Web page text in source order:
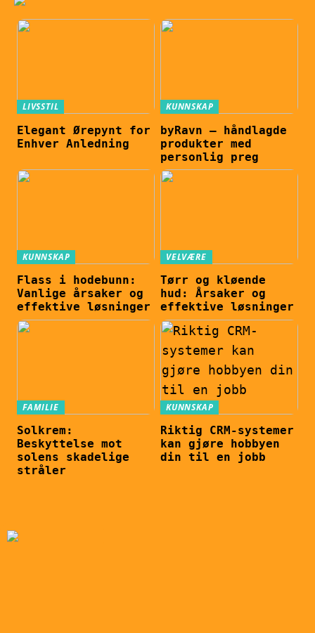
LIVSSTIL
Elegant Ørepynt for
Enhver Anledning
KUNNSKAP
byRavn – håndlagde
produkter med
personlig preg
KUNNSKAP
Flass i hodebunn:
Vanlige årsaker og
effektive løsninger
VELVÆRE
Tørr og kløende
hud: Årsaker og
effektive løsninger
FAMILIE
Solkrem:
Beskyttelse mot
solens skadelige
stråler
KUNNSKAP
Riktig CRM-systemer
kan gjøre hobbyen
din til en jobb